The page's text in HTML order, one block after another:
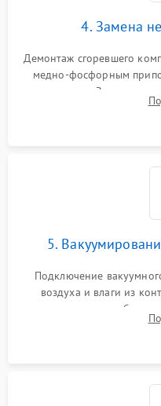
4. Замена
Демонтаж сгоревшего
медно-фосфорным
осушителя. Замена
сломанных заслонок
5.
Подключение
воздуха и влаги из
дозированным
электронным весам.